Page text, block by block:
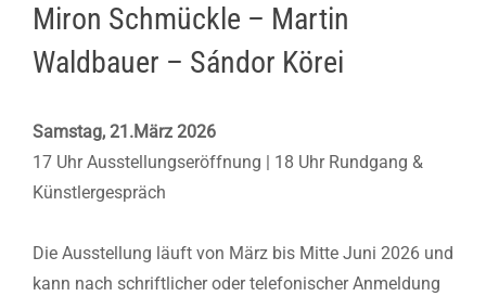
Miron Schmückle – Martin
Waldbauer – Sándor Körei
Samstag, 21.März 2026
17 Uhr Ausstellungseröffnung | 18 Uhr Rundgang &
Künstlergespräch
Die Ausstellung läuft von März bis Mitte Juni 2026 und
kann nach schriftlicher oder telefonischer Anmeldung